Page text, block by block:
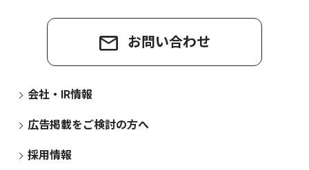
お問い合わせ
会社・IR情報
広告掲載をご検討の方へ
採用情報